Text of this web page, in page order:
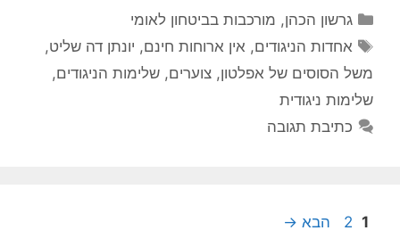
קטגוריות
גרשון הכהן, מורכבות בביטחון לאומי
תגיות
אחדות הניגודים, אין ארוחות חינם, יונתן דה שליט,
משל הסוסים של אפלטון, צוערים, שלימות הניגודים,
שלימות ניגודית
כתיבת תגובה
עמוד
1 עמוד
2 הבא →